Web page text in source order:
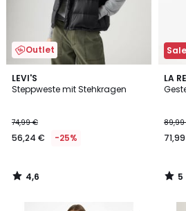
Outlet
LEVI'S
Steppweste mit Stehkragen
74,99 €
56,24 € -25%
4,6
/ 5
4,6
/
Sale
LA
5
/
5
/